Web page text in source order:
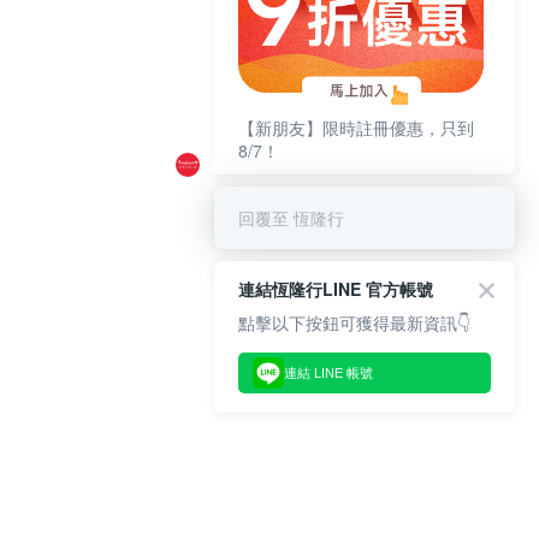
【新朋友】限時註冊優惠，只到
8/7！
回覆至 恆隆行
連結恆隆行LINE 官方帳號
點擊以下按鈕可獲得最新資訊👇
連結 LINE 帳號